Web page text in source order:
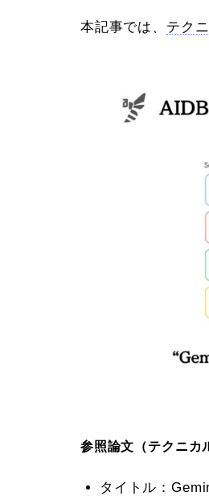
本記事では、 テク
参照論文（テクニカ
タイトル：